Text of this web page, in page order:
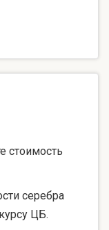
стоимость
серебра
ЦБ.